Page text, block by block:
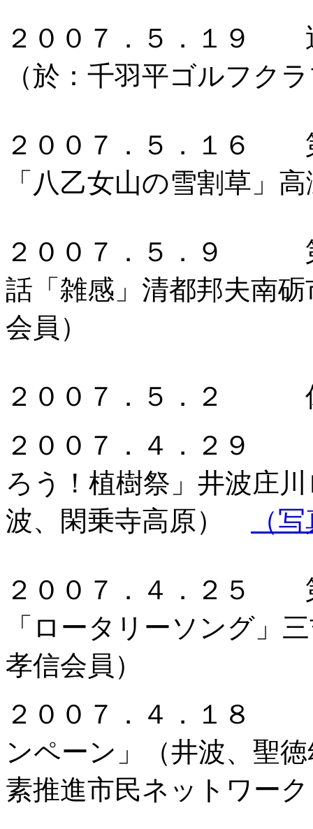
２００７．５．１９
（於：千羽平ゴルフク
２００７．５．１６
「八乙女山の雪割草」
２００７．５．９
話「雑感」清都邦夫南
会員）
２００７．５．２
２００７．４．２９
ろう！植樹祭」井波庄
波、閑乗寺高原）
（
２００７．４．２５
「ロータリーソング」
孝信会員）
２００７．４．１８
ンペーン」（井波、聖
素推進市民ネットワー